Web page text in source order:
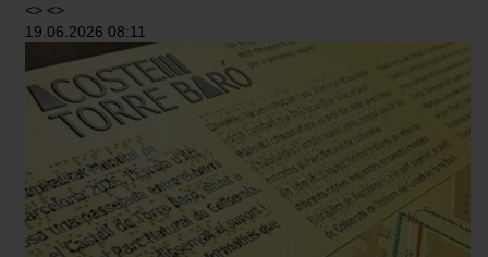
<> <>
19.06.2026 08:11